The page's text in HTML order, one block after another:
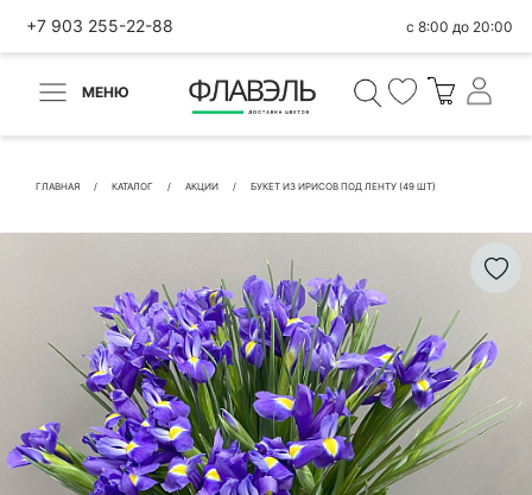
+7 903 255-22-88 с 8:00 до 20:00
МЕНЮ
ГЛАВНАЯ КАТАЛОГ АКЦИИ БУКЕТ ИЗ ИРИСОВ ПОД ЛЕНТУ (49 ШТ)
ВЕРНУТЬСЯ
Быстрая покупка
КОНТАКТНЫЕ ДАННЫЕ